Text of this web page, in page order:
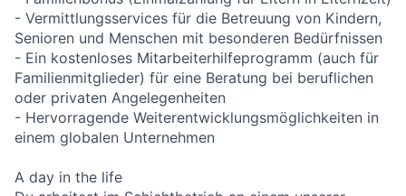
- Vermittlungsservices für die Betreuung von Kindern,
Senioren und Menschen mit besonderen Bedürfnissen
- Ein kostenloses Mitarbeiterhilfeprogramm (auch für
Familienmitglieder) für eine Beratung bei beruflichen
oder privaten Angelegenheiten
- Hervorragende Weiterentwicklungsmöglichkeiten in
einem globalen Unternehmen
A day in the life